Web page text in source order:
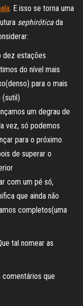
. E isso se torna uma
sephiróticada
dez estações
do nível mais
para o mais
(sutil)
um degrau de
vez, só podemos
para o próximo
de superar o
com um pé só,
que ainda não
completos(uma
tal nomear as
que